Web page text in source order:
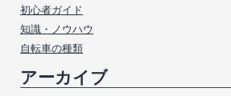
初心者ガイド
知識・ノウハウ
自転車の種類
アーカイブ